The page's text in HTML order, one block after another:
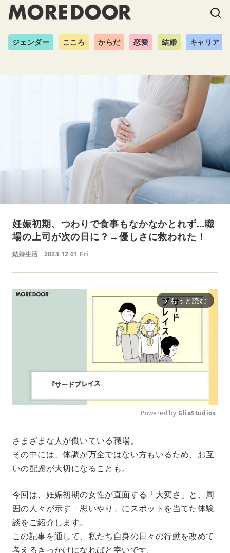
ジェンダー こころ からだ 恋愛 結婚 キャリア
妊娠初期、つわりで食事もなかなかとれず…職
場の上司が次の日に？→優しさに救われた！
結婚生活 2023.12.01 Fri
arrow_forward_ios もっと読む
t
Powered by GliaStudios
さまざまな人が働いている職場。
その中には、体調が万全ではない方もいるため、お互
いの配慮が大切になることも。
今回は、妊娠初期の女性が直面する「大変さ」と、周
囲の人々が示す「思いやり」にスポットを当てた体験
談をご紹介します。
この記事を通して、私たち自身の日々の行動を改めて
考えるきっかけになればと幸いです。